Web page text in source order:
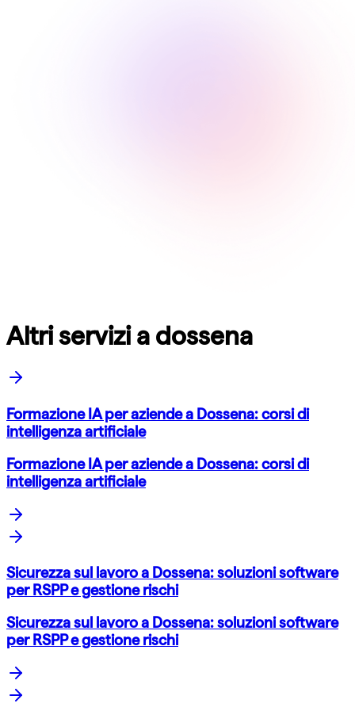
Altri servizi a dossena
Formazione IA per aziende a Dossena: corsi di
intelligenza artificiale
Formazione IA per aziende a Dossena: corsi di
intelligenza artificiale
Sicurezza sul lavoro a Dossena: soluzioni software
per RSPP e gestione rischi
Sicurezza sul lavoro a Dossena: soluzioni software
per RSPP e gestione rischi